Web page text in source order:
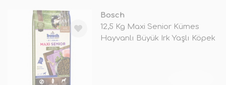
Bosch
12,5 Kg Maxi Senior Kümes
Hayvanlı Büyük Irk Yaşlı Köpek